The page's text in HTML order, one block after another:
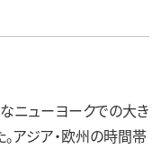
ニューヨークでの大き
アジア・欧州の時間帯